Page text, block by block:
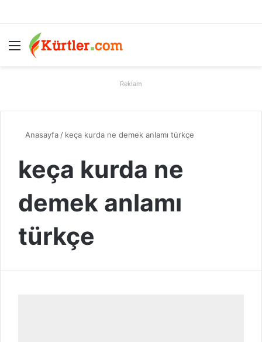
Menü
Reklam
Anasayfa / keça kurda ne demek anlamı türkçe
keça kurda ne
demek anlamı
türkçe